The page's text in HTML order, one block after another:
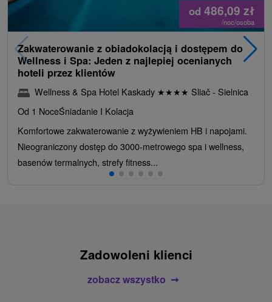
od 486,09 zł
/noc/osoba
Zakwaterowanie z obiadokolacją i dostępem do
Wellness i Spa: Jeden z najlepiej ocenianych
hoteli przez klientów
Wellness & Spa Hotel Kaskady ★★★★ Sliač - Sielnica
Od 1 NoceŚniadanie I Kolacja
Komfortowe zakwaterowanie z wyżywieniem HB i napojami.
Nieograniczony dostęp do 3000-metrowego spa i wellness,
basenów termalnych, strefy fitness...
Zadowoleni klienci
zobacz wszystko